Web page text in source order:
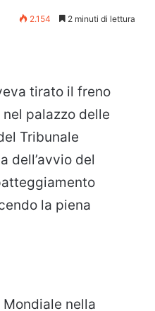
2.154 2 minuti di lettura
tirato il freno
palazzo delle
Tribunale
dell’avvio del
la piena
Mondiale nella